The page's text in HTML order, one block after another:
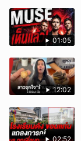
01:05
12:02
02:52